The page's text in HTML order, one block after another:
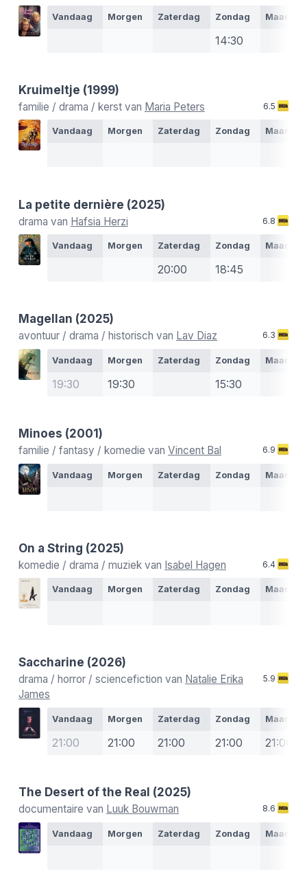
Vandaag Morgen Zaterdag Zondag Maandag
14:30
Kruimeltje (1999)
familie / drama / kerst van Maria Peters 6.5
Vandaag Morgen Zaterdag Zondag Maandag
La petite dernière (2025)
drama van Hafsia Herzi 6.8
Vandaag Morgen Zaterdag Zondag Maandag
20:00 18:45
Magellan (2025)
avontuur / drama / historisch van Lav Diaz 6.3
Vandaag Morgen Zaterdag Zondag Maandag
19:30 19:30 15:30
Minoes (2001)
familie / fantasy / komedie van Vincent Bal 6.9
Vandaag Morgen Zaterdag Zondag Maandag
On a String (2025)
komedie / drama / muziek van Isabel Hagen 6.4
Vandaag Morgen Zaterdag Zondag Maandag
Saccharine (2026)
drama / horror / sciencefiction van Natalie Erika
James
5.9
Vandaag Morgen Zaterdag Zondag Maandag
21:00 21:00 21:00 21:00 21:00
The Desert of the Real (2025)
documentaire van Luuk Bouwman 8.6
Vandaag Morgen Zaterdag Zondag Maandag